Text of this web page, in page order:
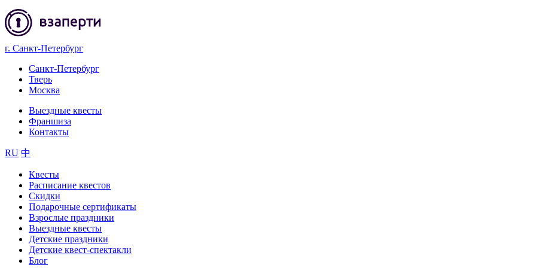
г. Санкт-Петербург
Санкт-Петербург
Тверь
Москва
Выездные квесты
Франшиза
Контакты
RU 中
Квесты
Расписание квестов
Скидки
Подарочные сертификаты
Взрослые праздники
Выездные квесты
Детские праздники
Детские квест-спектакли
Блог